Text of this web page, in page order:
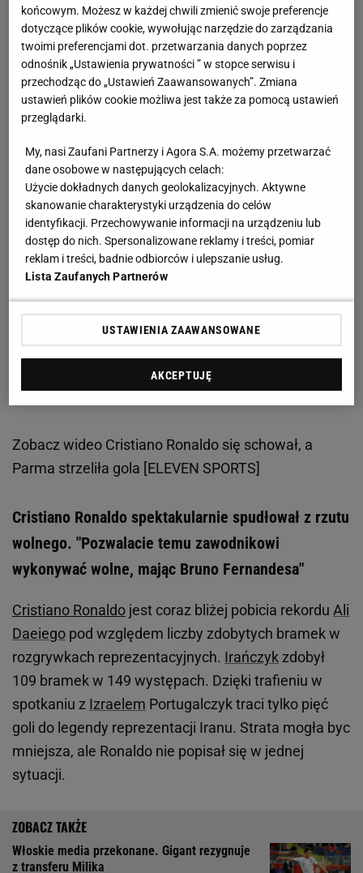
Zobacz wideo Cristiano Ronaldo się schował, a
Parma strzeliła gola [ELEVEN SPORTS]
Cristiano Ronaldo spektakularnie spudłował z rzutu
wolnego. "Pozwalacie temu zawodnikowi
wykonywać wolne, mając Bruno Fernandesa"
Cristiano Ronaldo jest coraz bliżej pobicia rekordu Ali
Daeiego pod względem liczby zdobytych bramek w
rozgrywkach reprezentacyjnych. Irańczyk zdobył
109 bramek w 149 występach. Dzięki trafieniu w
spotkaniu z Izraelem Portugalczyk traci tylko pięć
goli do legendy reprezentacji Iranu. Strata mogła byc
mniejsza, ale Ronaldo nie popisał się w jednej
sytuacji.
Włoskie media przekonane. Gigant rezygnuje
z transferu Milika
końcowym. Możesz w każdej chwili zmienić swoje preferencje
dotyczące plików cookie, wywołując narzędzie do zarządzania
twoimi preferencjami dot. przetwarzania danych poprzez
odnośnik „Ustawienia prywatności ” w stopce serwisu i
przechodząc do „Ustawień Zaawansowanych”. Zmiana
ustawień plików cookie możliwa jest także za pomocą ustawień
przeglądarki.
My, nasi Zaufani Partnerzy i Agora S.A. możemy przetwarzać
dane osobowe w następujących celach:
Użycie dokładnych danych geolokalizacyjnych. Aktywne
skanowanie charakterystyki urządzenia do celów
identyfikacji. Przechowywanie informacji na urządzeniu lub
dostęp do nich. Spersonalizowane reklamy i treści, pomiar
reklam i treści, badnie odbiorców i ulepszanie usług.
Lista Zaufanych Partnerów
USTAWIENIA ZAAWANSOWANE
AKCEPTUJĘ